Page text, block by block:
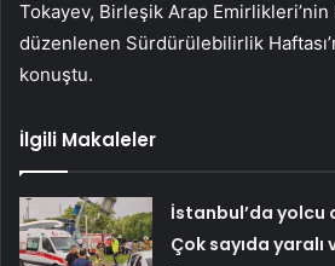
Tokayev, Birleşik Arap Emirlikleri’nin
düzenlenen Sürdürülebilirlik
konuştu.
İlgili Makaleler
İstanbul’da yolcu
Çok sayıda yaralı